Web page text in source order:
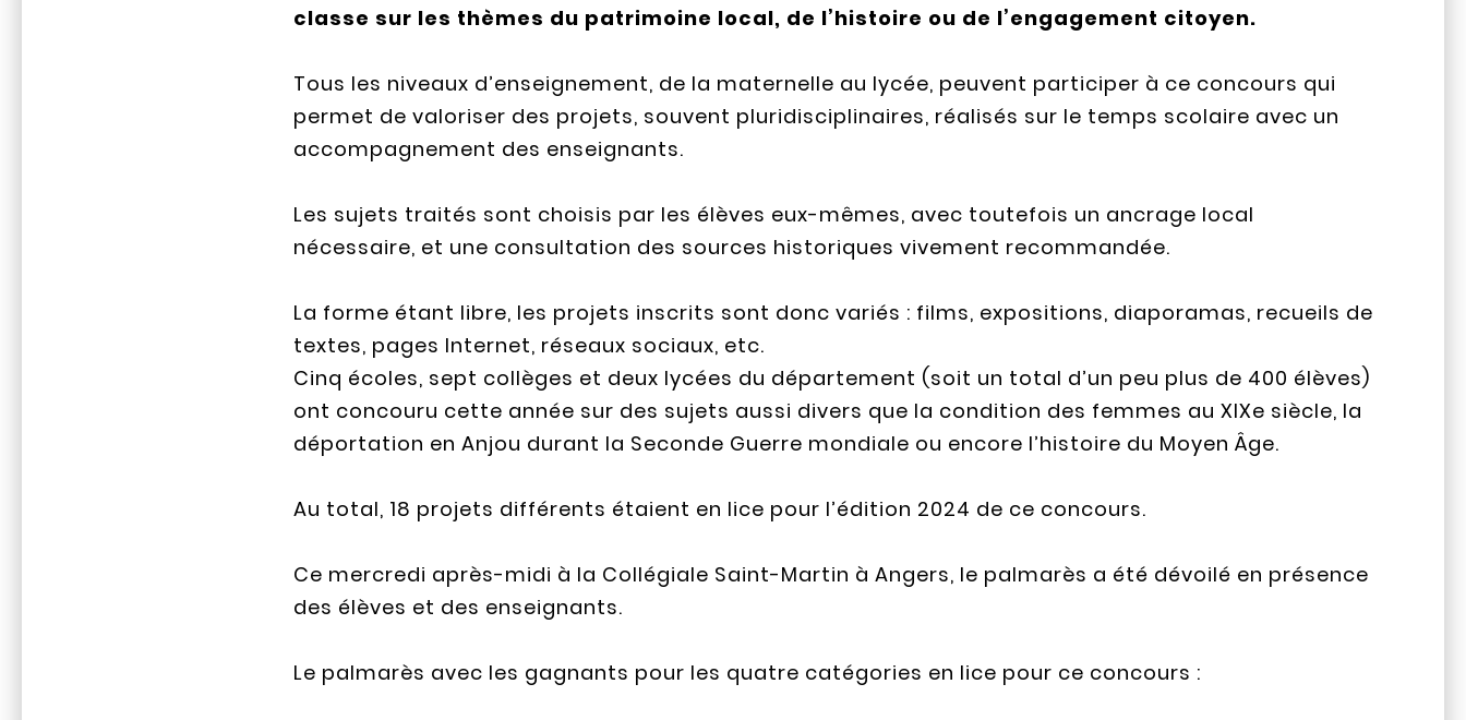
classe sur les thèmes du patrimoine local, de l’histoire ou de l’engagement citoyen.
Tous les niveaux d’enseignement, de la maternelle au lycée, peuvent participer à ce concours qui
permet de valoriser des projets, souvent pluridisciplinaires, réalisés sur le temps scolaire avec un
accompagnement des enseignants.
Les sujets traités sont choisis par les élèves eux-mêmes, avec toutefois un ancrage local
nécessaire, et une consultation des sources historiques vivement recommandée.
La forme étant libre, les projets inscrits sont donc variés : films, expositions, diaporamas, recueils de
textes, pages Internet, réseaux sociaux, etc.
Cinq écoles, sept collèges et deux lycées du département (soit un total d’un peu plus de 400 élèves)
ont concouru cette année sur des sujets aussi divers que la condition des femmes au XIXe siècle, la
déportation en Anjou durant la Seconde Guerre mondiale ou encore l’histoire du Moyen Âge.
Au total, 18 projets différents étaient en lice pour l’édition 2024 de ce concours.
Ce mercredi après-midi à la Collégiale Saint-Martin à Angers, le palmarès a été dévoilé en présence
des élèves et des enseignants.
Le palmarès avec les gagnants pour les quatre catégories en lice pour ce concours :